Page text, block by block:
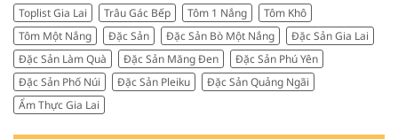
Toplist Gia Lai
Trâu Gác Bếp Tôm 1 Nắng
Tôm Khô
Tôm Một Nắng
Đặc Sản Đặc Sản Bò Một Nắng
Đặc Sản Gia Lai
Đặc Sản Làm Quà
Đặc Sản Măng Đen
Đặc Sản Phú Yên
Đặc Sản Phố Núi
Đặc Sản Pleiku
Đặc Sản Quảng Ngãi
Ẩm Thực Gia Lai